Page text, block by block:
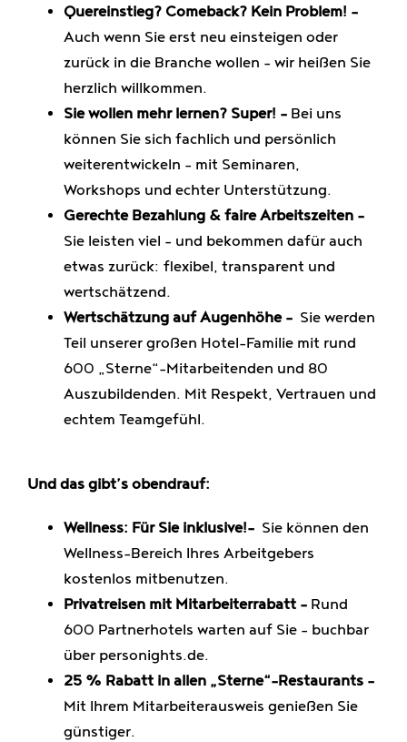
Quereinstieg? Comeback? Kein Problem! –
Auch wenn Sie erst neu einsteigen oder
zurück in die Branche wollen – wir heißen Sie
herzlich willkommen.
Sie wollen mehr lernen? Super! – Bei uns
können Sie sich fachlich und persönlich
weiterentwickeln – mit Seminaren,
Workshops und echter Unterstützung.
Gerechte Bezahlung & faire Arbeitszeiten –
Sie leisten viel – und bekommen dafür auch
etwas zurück: flexibel, transparent und
wertschätzend.
Wertschätzung auf Augenhöhe – Sie werden
Teil unserer großen Hotel-Familie mit rund
600 „Sterne“-Mitarbeitenden und 80
Auszubildenden. Mit Respekt, Vertrauen und
echtem Teamgefühl.
Und das gibt’s obendrauf:
Wellness: Für Sie inklusive!- Sie können den
Wellness-Bereich Ihres Arbeitgebers
kostenlos mitbenutzen.
Privatreisen mit Mitarbeiterrabatt – Rund
600 Partnerhotels warten auf Sie – buchbar
über personights.de.
25 % Rabatt in allen „Sterne“-Restaurants –
Mit Ihrem Mitarbeiterausweis genießen Sie
günstiger.